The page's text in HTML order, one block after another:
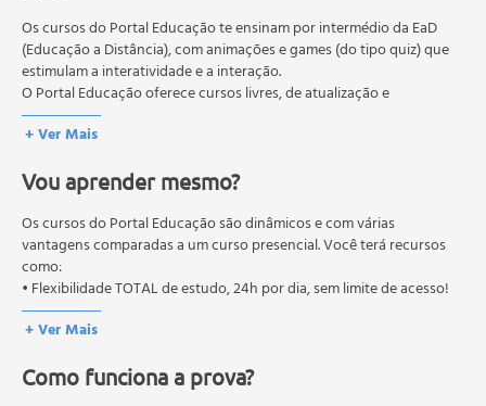
Terapias Holísticas Associadas;
Acupuntura;
Reflexologia;
Correlação de Terapias;
O Reiki;
A Origem e a História;
Os cursos do Portal Educação te ensinam por intermédio da EaD
(Educação a Distância), com animações e games (do tipo quiz) que
estimulam a interatividade e a interação.
O Portal Educação oferece cursos livres, de atualização e
qualificação profissional. São destinados a proporcionar ao
profissional conhecimentos que permitam o desenvolvimento de
O MEC (Ministério da Educação), trata da política nacional de
educação em geral, mas autoriza apenas cursos de graduação e
pós-graduação. Os cursos técnicos e profissionalizantes são
autorizados pelas Secretarias Estaduais de Educação.
+ Ver Mais
Vou aprender mesmo?
Os cursos do Portal Educação são dinâmicos e com várias
vantagens comparadas a um curso presencial. Você terá recursos
como:
• Flexibilidade TOTAL de estudo, 24h por dia, sem limite de acesso!
+ Ver Mais
Como funciona a prova?